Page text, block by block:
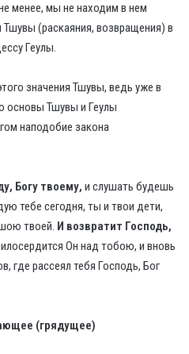
менее, мы не находим в нем
(раскаяния, возвращения) в
Геулы.
значения Тшувы, ведь уже в
основы Тшувы и Геулы
наподобие закона
Богу твоему, и слушать будешь
тебе сегодня, ты и твои дети,
твоей. И возвратит Господь,
Он над тобою, и вновь
где рассеял тебя Господь, Бог
(грядущее)